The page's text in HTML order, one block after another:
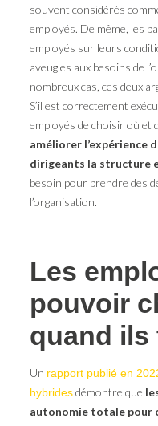
souvent considérés
employés. De même, les
employés sur leurs
aveugles aux besoins de
nombreux cas, ces deux
S’il est correctement
employés de choisir où et
améliorer l’expérience
dirigeants la structure
besoin pour prendre des
l’organisation.
Les
pouvoir
quand ils
Un rapport publié en
hybridesdémontre que
autonomie totale pour